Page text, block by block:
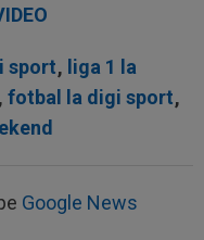
sport, liga 1 la
, fotbal la digi sport,
Google News